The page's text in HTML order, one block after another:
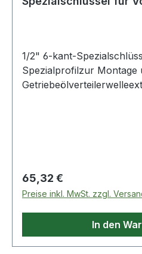
1/2" 6-kant-
Spezialprofilzur Montage
Regulärer Preis:
65,32 €
Preise inkl. MwSt. zzgl.
In den